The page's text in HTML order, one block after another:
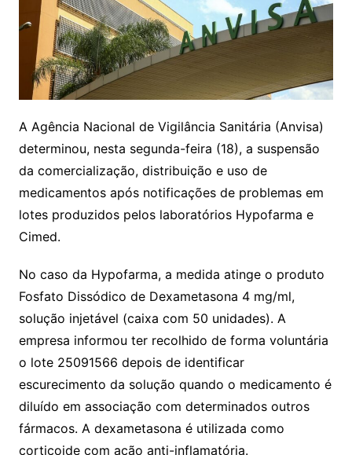
A Agência Nacional de Vigilância Sanitária (Anvisa)
determinou, nesta segunda-feira (18), a suspensão
da comercialização, distribuição e uso de
medicamentos após notificações de problemas em
lotes produzidos pelos laboratórios Hypofarma e
Cimed.
No caso da Hypofarma, a medida atinge o produto
Fosfato Dissódico de Dexametasona 4 mg/ml,
solução injetável (caixa com 50 unidades). A
empresa informou ter recolhido de forma voluntária
o lote 25091566 depois de identificar
escurecimento da solução quando o medicamento é
diluído em associação com determinados outros
fármacos. A dexametasona é utilizada como
corticoide com ação anti-inflamatória.